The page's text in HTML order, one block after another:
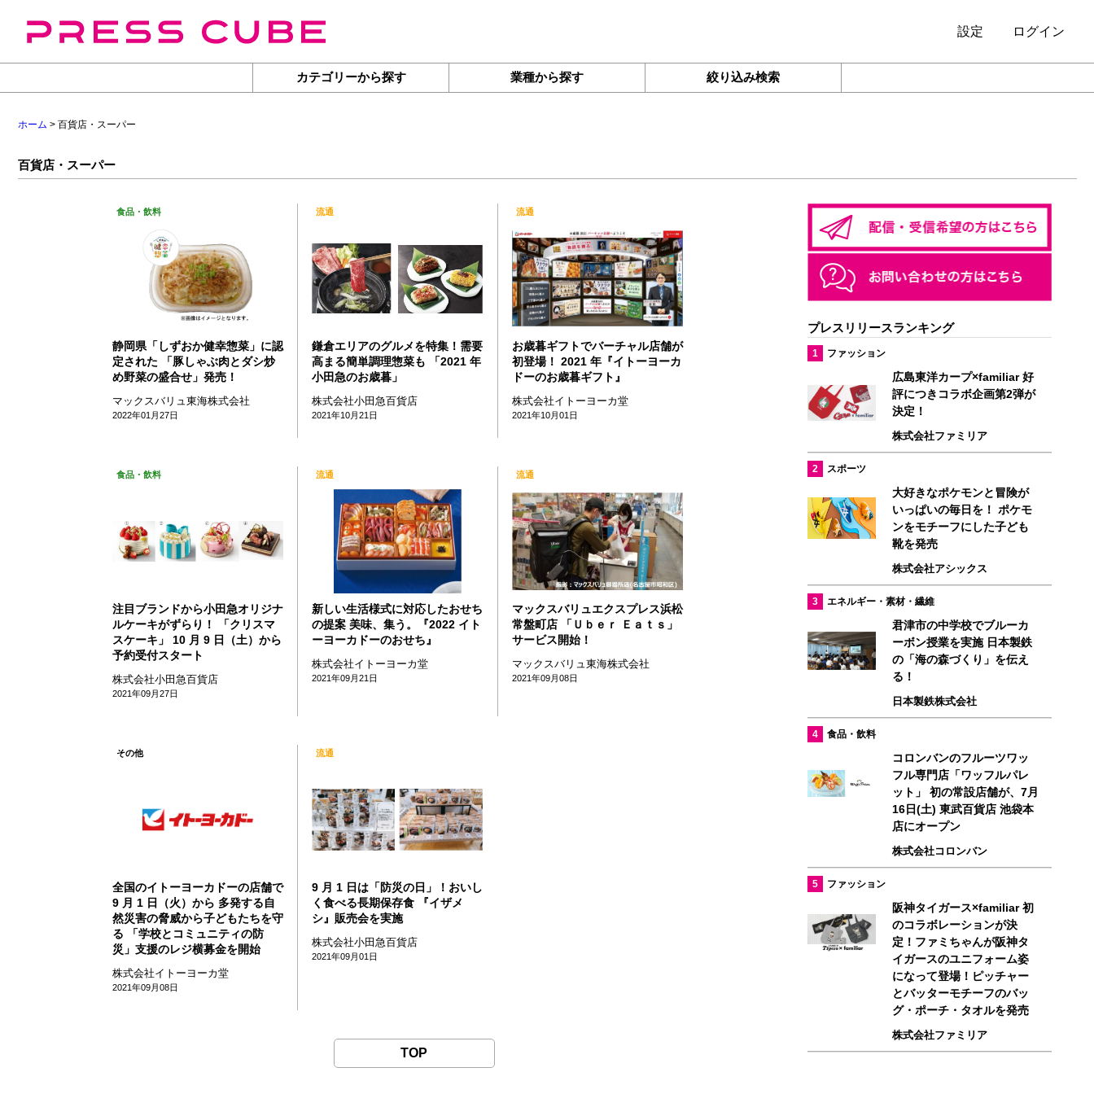
設定 ログイン
カテゴリーから探す 業種から探す 絞り込み検索
ホーム > 百貨店・スーパー
百貨店・スーパー
食品・飲料
静岡県「しずおか健幸惣菜」に認
定された 「豚しゃぶ肉とダシ炒
め野菜の盛合せ」発売！
マックスバリュ東海株式会社
2022年01月27日
流通
鎌倉エリアのグルメを特集！需要
高まる簡単調理惣菜も 「2021 年
小田急のお歳暮」
株式会社小田急百貨店
2021年10月21日
流通
お歳暮ギフトでバーチャル店舗が
初登場！ 2021 年『イトーヨーカ
ドーのお歳暮ギフト』
株式会社イトーヨーカ堂
2021年10月01日
食品・飲料
注目ブランドから小田急オリジナ
ルケーキがずらり！ 「クリスマ
スケーキ」 10 月 9 日（土）から
予約受付スタート
株式会社小田急百貨店
2021年09月27日
流通
新しい生活様式に対応したおせち
の提案 美味、集う。『2022 イト
ーヨーカドーのおせち』
株式会社イトーヨーカ堂
2021年09月21日
流通
マックスバリュエクスプレス浜松
常盤町店 「Ｕｂｅｒ Ｅａｔｓ」
サービス開始！
マックスバリュ東海株式会社
2021年09月08日
その他
全国のイトーヨーカドーの店舗で
9 月 1 日（火）から 多発する自
然災害の脅威から子どもたちを守
る 「学校とコミュニティの防
災」支援のレジ横募金を開始
株式会社イトーヨーカ堂
2021年09月08日
流通
9 月 1 日は「防災の日」！おいし
く食べる長期保存食 『イザメ
シ』販売会を実施
株式会社小田急百貨店
2021年09月01日
TOP
プレスリリースランキング
1 ファッション
広島東洋カープ×familiar 好
評につきコラボ企画第2弾が
決定！
株式会社ファミリア
2 スポーツ
大好きなポケモンと冒険が
いっぱいの毎日を！ ポケモ
ンをモチーフにした子ども
靴を発売
株式会社アシックス
3 エネルギー・素材・繊維
君津市の中学校でブルーカ
ーボン授業を実施 日本製鉄
の「海の森づくり」を伝え
る！
日本製鉄株式会社
4 食品・飲料
コロンバンのフルーツワッ
フル専門店「ワッフルパレ
ット」 初の常設店舗が、7月
16日(土) 東武百貨店 池袋本
店にオープン
株式会社コロンバン
5 ファッション
阪神タイガース×familiar 初
のコラボレーションが決
定！ファミちゃんが阪神タ
イガースのユニフォーム姿
になって登場！ピッチャー
とバッターモチーフのバッ
グ・ポーチ・タオルを発売
株式会社ファミリア